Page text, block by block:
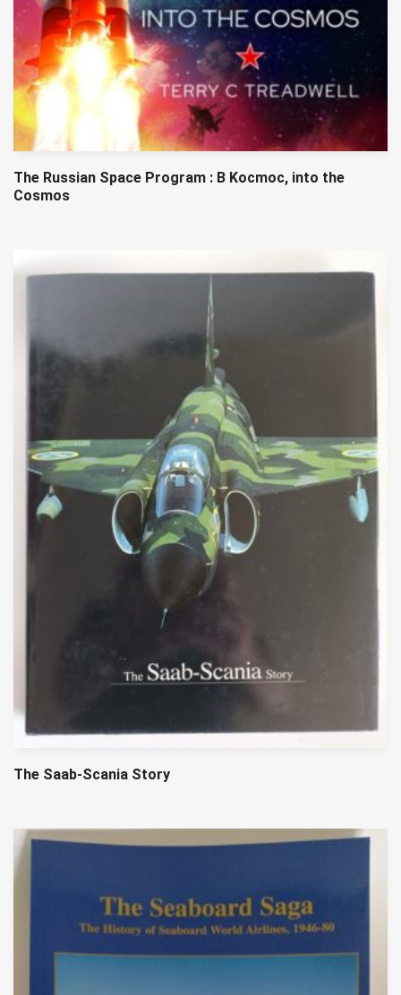
The Russian Space Program : B Kocmoc, into the
Cosmos
The Saab-Scania Story